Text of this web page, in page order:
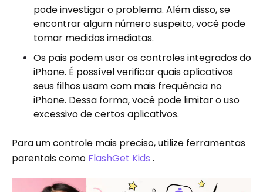
pode investigar o problema. Além disso, se
encontrar algum número suspeito, você pode
tomar medidas imediatas.
Os pais podem usar os controles integrados do
iPhone. É possível verificar quais aplicativos
seus filhos usam com mais frequência no
iPhone. Dessa forma, você pode limitar o uso
excessivo de certos aplicativos.
Para um controle mais preciso, utilize ferramentas
parentais como FlashGet Kids .